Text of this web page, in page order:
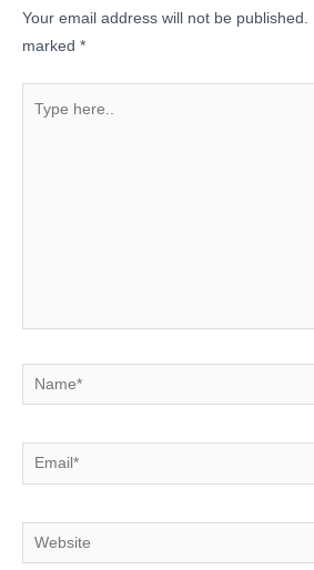
Your email address will not be published.
marked *
here..
Name*
Email*
Website